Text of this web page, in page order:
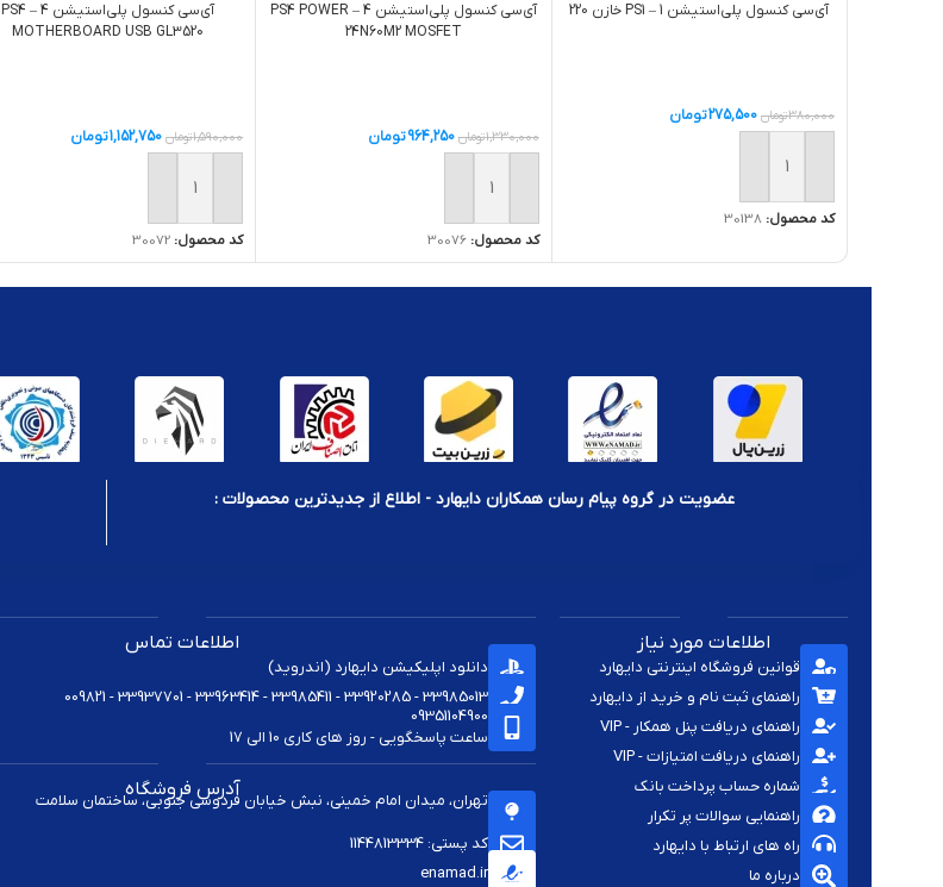
آی‌سی کنسول پلی‌استیشن 1 – PS1 خازن 220
380,000تومان 275,500تومان
افزودن به سبد خرید
کد محصول: 30138
آی‌سی کنسول پلی‌استیشن 4 – PS4 POWER
24N60M2 MOSFET
1,330,000تومان 964,250تومان
افزودن به سبد خرید
کد محصول:30076
آی‌سی کنسول پلی‌استیشن 4 – PS4
MOTHERBOARD USB GL3520
1,590,000تومان 1,152,750تومان
افزودن به سبد خرید
کد محصول: 30072
عضویت در گروه پیام رسان همکاران دایهارد - اطلاع از جدیدترین محصولات :
اطلاعات مورد نیاز
قوانین فروشگاه اینترنتی دایهارد
راهنمای ثبت نام و خرید از دایهارد
راهنمای دریافت پنل همکار - VIP
راهنمای دریافت امتیازات - VIP
شماره حساب پرداخت بانک
راهنمایی سوالات پر تکرار
راه های ارتباط با دایهارد
درباره ما
اطلاعات تماس
دانلود اپلیکیشن دایهارد (اندروید)
33985013 - 33920285 - 33985411 - 33963414 - 33937701 - 009821
09351104900
ساعت پاسخگویی - روز های کاری 10 الی 17
آدرس فروشگاه
تهران، میدان امام خمینی، نبش خیابان فردوسی جنوبی، ساختمان سلامت
کد پستی: 1144813334
enamad.ir